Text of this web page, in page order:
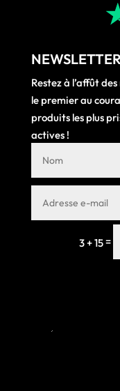
Restez à l’affût
le premier au
produits les plus
actives !
3 + 15=